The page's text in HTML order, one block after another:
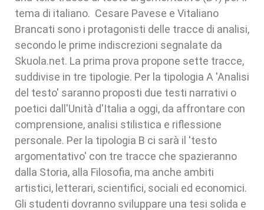
tema di italiano. Cesare Pavese e Vitaliano
Brancati sono i protagonisti delle tracce di analisi,
secondo le prime indiscrezioni segnalate da
Skuola.net. La prima prova propone sette tracce,
suddivise in tre tipologie. Per la tipologia A 'Analisi
del testo' saranno proposti due testi narrativi o
poetici dall'Unità d'Italia a oggi, da affrontare con
comprensione, analisi stilistica e riflessione
personale. Per la tipologia B ci sarà il 'testo
argomentativo' con tre tracce che spazieranno
dalla Storia, alla Filosofia, ma anche ambiti
artistici, letterari, scientifici, sociali ed economici.
Gli studenti dovranno sviluppare una tesi solida e